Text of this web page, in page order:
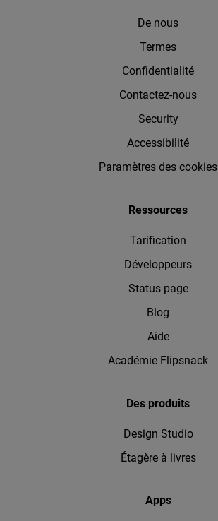
De nous
Termes
Confidentialité
Contactez-nous
Security
Accessibilité
Paramètres des cookies
Ressources
Tarification
Développeurs
Status page
Blog
Aide
Académie Flipsnack
Des produits
Design Studio
Étagère à livres
Apps